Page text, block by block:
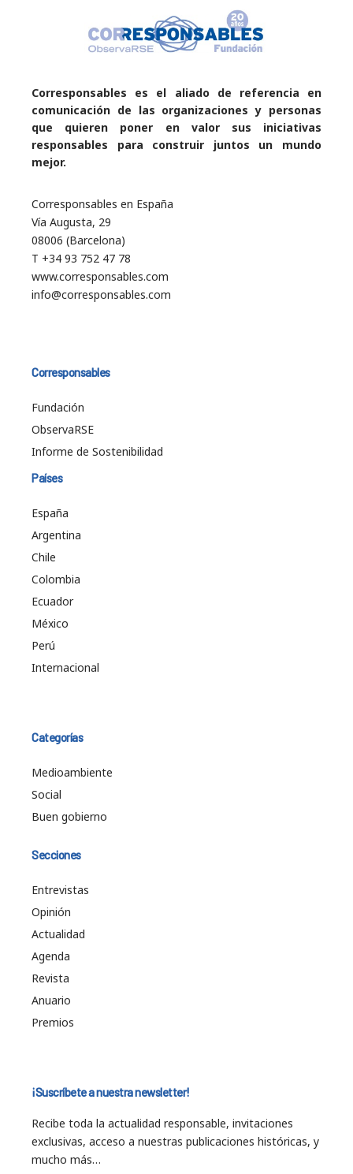
Corresponsables es el aliado de referencia en
comunicación de las organizaciones y personas
que quieren poner en valor sus iniciativas
responsables para construir juntos un mundo
mejor.
Corresponsables en España
Vía Augusta, 29
08006 (Barcelona)
T +34 93 752 47 78
www.corresponsables.com
info@corresponsables.com
Corresponsables
Fundación
ObservaRSE
Informe de Sostenibilidad
Países
España
Argentina
Chile
Colombia
Ecuador
México
Perú
Internacional
Categorías
Medioambiente
Social
Buen gobierno
Secciones
Entrevistas
Opinión
Actualidad
Agenda
Revista
Anuario
Premios
¡Suscríbete a nuestra newsletter!
Recibe toda la actualidad responsable, invitaciones
exclusivas, acceso a nuestras publicaciones históricas, y
mucho más…